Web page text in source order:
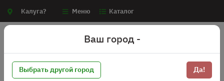
Калуга? Меню Каталог
Ваш город -
Выбрать другой город Да!